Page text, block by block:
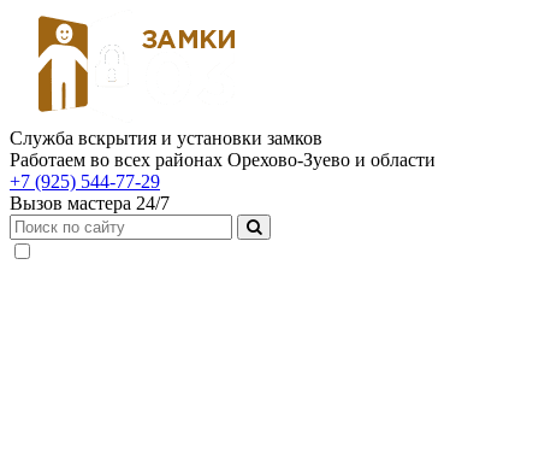
Служба вскрытия и установки замков
Работаем во всех районах Орехово-Зуево и области
+7 (925) 544-77-29
Вызов мастера 24/7